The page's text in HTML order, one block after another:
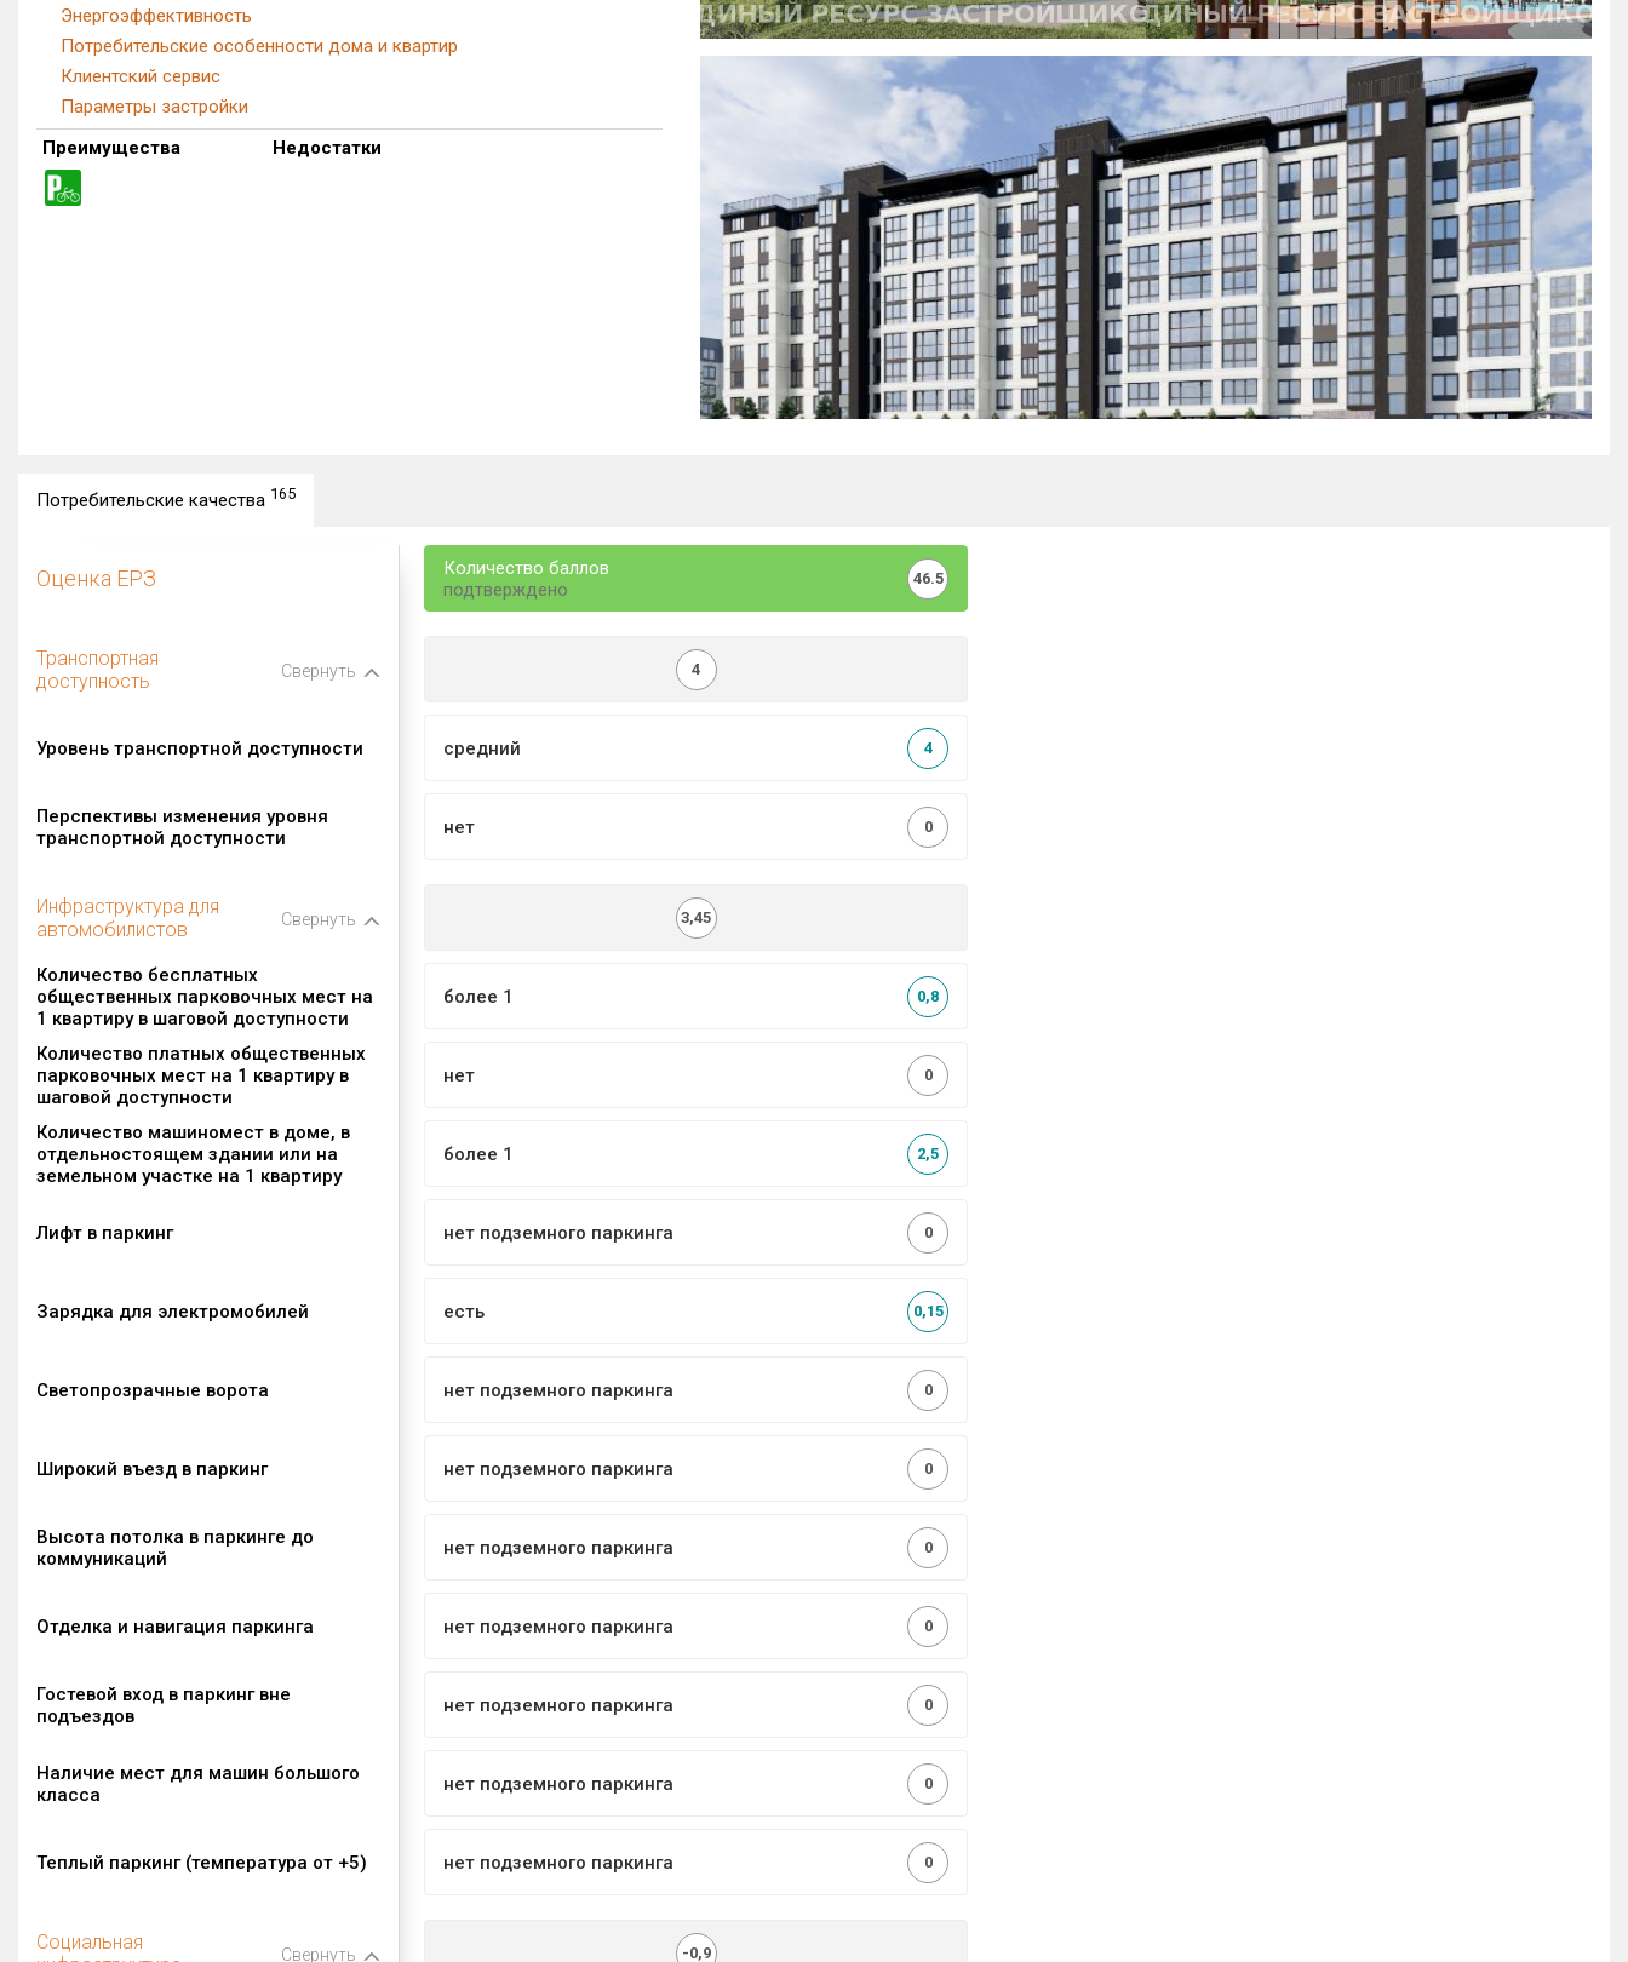
Энергоэффективность
Потребительские особенности дома и квартир
Клиентский сервис
Параметры застройки
Преимущества
Недостатки
Потребительские качества 165
Оценка ЕРЗ
Количество баллов
подтверждено
46.5
Транспортная
доступность
Свернуть 4
Уровень транспортной доступности средний 4
Перспективы изменения уровня
транспортной доступности
нет 0
Инфраструктура для
автомобилистов
Свернуть 3,45
Количество бесплатных
общественных парковочных мест на
1 квартиру в шаговой доступности
более 1 0,8
Количество платных общественных
парковочных мест на 1 квартиру в
шаговой доступности
нет 0
Количество машиномест в доме, в
отдельностоящем здании или на
земельном участке на 1 квартиру
более 1 2,5
Лифт в паркинг нет подземного паркинга 0
Зарядка для электромобилей есть 0,15
Светопрозрачные ворота нет подземного паркинга 0
Широкий въезд в паркинг нет подземного паркинга 0
Высота потолка в паркинге до
коммуникаций
нет подземного паркинга 0
Отделка и навигация паркинга нет подземного паркинга 0
Гостевой вход в паркинг вне
подъездов
нет подземного паркинга 0
Наличие мест для машин большого
класса
нет подземного паркинга 0
Теплый паркинг (температура от +5) нет подземного паркинга 0
Социальная
Свернуть -0,9